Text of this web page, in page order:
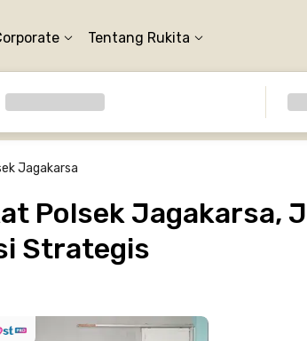
Tentang Rukita
Jagakarsa
Polsek Jagakarsa,
Strategis